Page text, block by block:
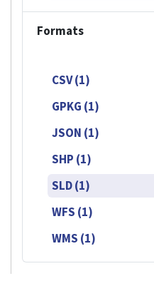
Formats
CSV (1)
GPKG (1)
JSON (1)
SHP (1)
SLD (1)
WFS (1)
WMS (1)